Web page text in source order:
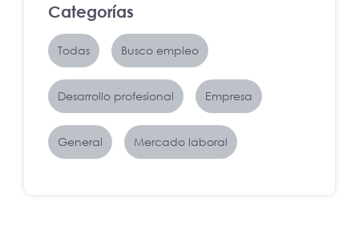
Categorías
Todas Busco empleo
Desarrollo profesional Empresa
General Mercado laboral